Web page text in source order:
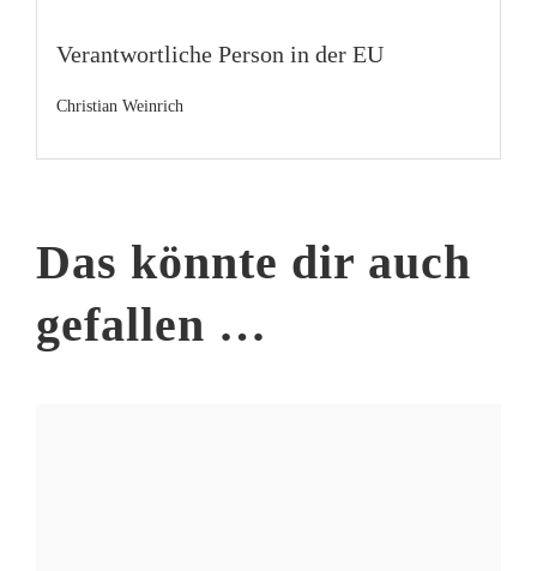
Verantwortliche Person in der EU
Christian Weinrich
Das könnte dir auch
gefallen …